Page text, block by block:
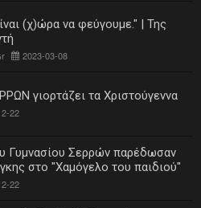
(χ)ώρα να φεύγουμε." | Της
2023-03-08
γιορτάζει τα Χριστούγεννα
22
Γυμνασίου Σερρών παρέδωσαν
στο "Χαμόγελο του παιδιού"
22